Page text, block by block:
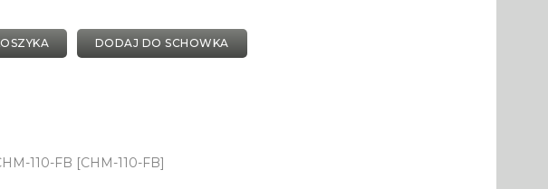
DODAJ DO SCHOWKA
110-FB [CHM-110-FB]